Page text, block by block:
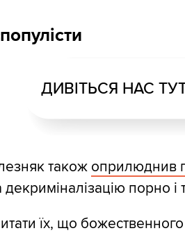
ДИВІТЬСЯ НАС
також оприлюднив
декриміналізацію порно і
їх, що